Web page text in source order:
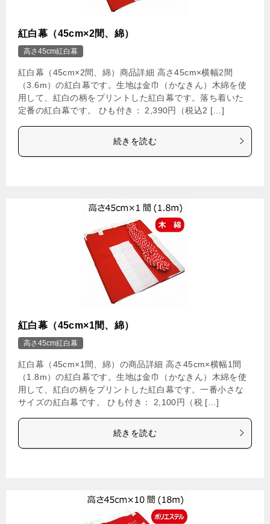
紅白幕（45cm×2間、綿）
高さ45cm紅白幕
紅白幕（45cm×2間、綿）商品詳細 高さ45cm×横幅2間
（3.6m）の紅白幕です。生地は金巾（かなきん）木綿を使
用して、紅白の柄をプリントした紅白幕です。落ち着いた
定番の紅白幕です。 ひも付き： 2,390円（税込2 […]
続きを読む
紅白幕（45cm×1間、綿）
高さ45cm紅白幕
紅白幕（45cm×1間、綿）の商品詳細 高さ45cm×横幅1間
（1.8m）の紅白幕です。生地は金巾（かなきん）木綿を使
用して、紅白の柄をプリントした紅白幕です。一番小さな
サイズの紅白幕です。 ひも付き： 2,100円（税 […]
続きを読む